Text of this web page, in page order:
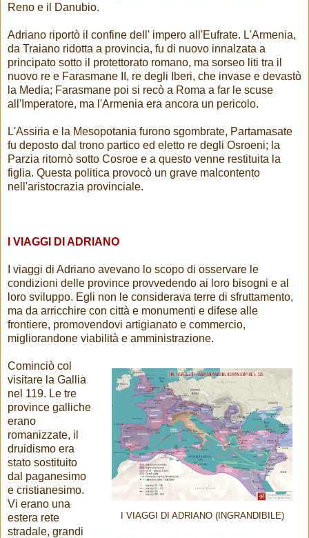
Reno e il Danubio.
Adriano riportò il confine dell' impero all'Eufrate. L'Armenia,
da Traiano ridotta a provincia, fu di nuovo innalzata a
principato sotto il protettorato romano, ma sorseo liti tra il
nuovo re e Farasmane II, re degli Iberi, che invase e devastò
la Media; Farasmane poi si recò a Roma a far le scuse
all'Imperatore, ma l'Armenia era ancora un pericolo.
L'Assiria e la Mesopotania furono sgombrate, Partamasate
fu deposto dal trono partico ed eletto re degli Osroeni; la
Parzia ritornò sotto Cosroe e a questo venne restituita la
figlia. Questa politica provocò un grave malcontento
nell'aristocrazia provinciale.
I VIAGGI DI ADRIANO
I viaggi di Adriano avevano lo scopo di osservare le
condizioni delle province provvedendo ai loro bisogni e al
loro sviluppo. Egli non le considerava terre di sfruttamento,
ma da arricchire con città e monumenti e difese alle
frontiere, promovendovi artigianato e commercio,
migliorandone viabilità e amministrazione.
I VIAGGI DI ADRIANO (INGRANDIBILE)
Cominciò col
visitare la Gallia
nel 119. Le tre
province galliche
erano
romanizzate, il
druidismo era
stato sostituito
dal paganesimo
e cristianesimo.
Vi erano una
estera rete
stradale, grandi